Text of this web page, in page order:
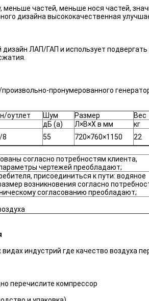
частей, меньше нося частей,
дизайна высококачественная
ЛАП/ГАП и использует
пронумерованного
оутлет Шум Размер
Вес
дБ (а) Л×В×Х в мм
кг
8 55 720×760×1150
22
согласно потребностям клиента,
чертежей преобладают;
присоединиться к пути: водяное
возникновения согласно
согласованию преобладают;
индустрий где качество воздуха
перечислите компрессор